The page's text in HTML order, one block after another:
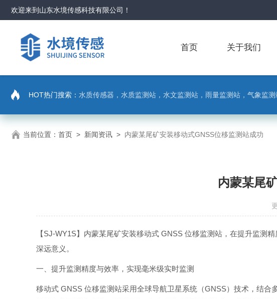
欢迎来到 山东水境传感科技有限公司 ！
首页 关于我们
HOT热门搜索： 水质传感器，水质监测站，水文监测站，雨量监测站，气象监测
当前位置： 首页 > 新闻资讯 > 内蒙某尾矿安装移动式GNSS位移监测站成功
内蒙某尾
【SJ-WY1S】内蒙某尾矿安装移动式 GNSS 位移监测站，在提升监测
深远意义。
一、提升监测精度与效率，实现毫米级实时监测
移动式 GNSS 位移监测站采用全球导航卫星系统（GNSS）技术，结